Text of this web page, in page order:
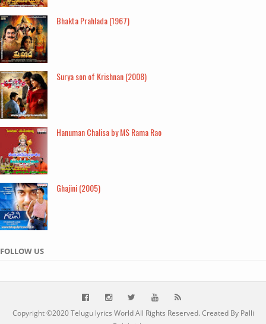
Bhakta Prahlada (1967)
Surya son of Krishnan (2008)
Hanuman Chalisa by MS Rama Rao
Ghajini (2005)
FOLLOW US
Copyright ©2020Telugu lyrics WorldAll Rights Reserved. Created By Palli